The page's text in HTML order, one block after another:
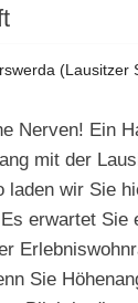
Nerven! Ein
mit der
laden wir Sie
erwartet Sie
Sie